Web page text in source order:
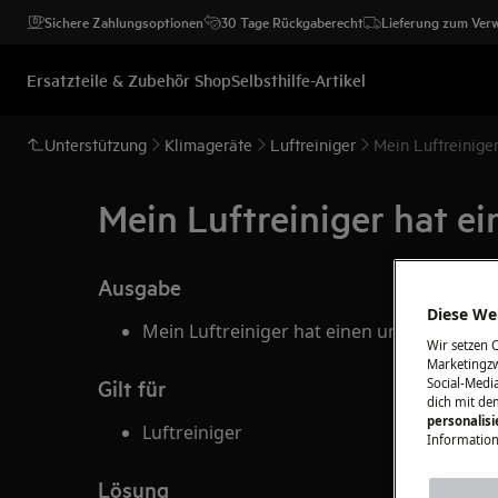
Sichere Zahlungsoptionen 30 Tage Rückgaberecht Lieferung zum
Ersatzteile & Zubehör ShopSelbsthilfe-Artikel
Unterstützung Klimageräte Luftreiniger Mein
Mein Luftreiniger hat
Ausgabe
Mein Luftreiniger hat einen
Gilt für
Luftreiniger
Lösung
Diese
Wir setzen
Social-
dich mit